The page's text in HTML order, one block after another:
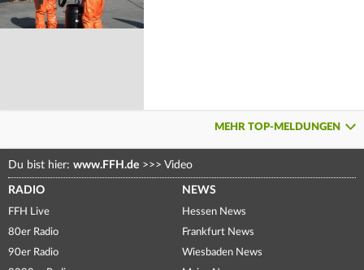
MEHR TOP-MELDUNGEN
Du bist hier: www.FFH.de >>> Video
RADIO
FFH Live
80er Radio
90er Radio
NEWS
Hessen News
Frankfurt News
Wiesbaden News